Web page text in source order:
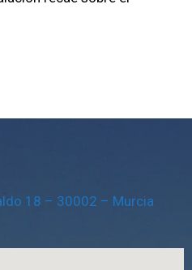
18 – 30002 – Murcia